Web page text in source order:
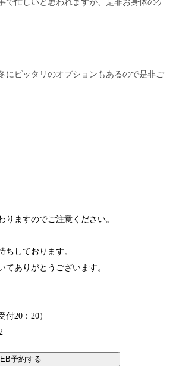
で忙しいと思われますが、是非お身体のケ
にピッタリのオプションもあるので是非ご
ますのでご注意ください。
ちしております。
てありがとうございます。
付20：20）
予約する